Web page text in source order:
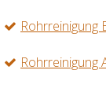
Rohrreinigung
Rohrreinigung